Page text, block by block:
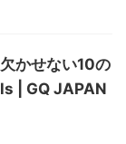
かせない10の
| GQ JAPAN